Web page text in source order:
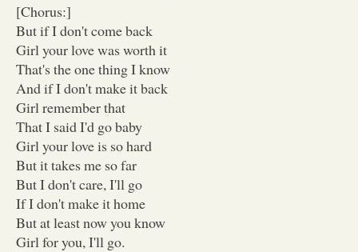
[Chorus:]
But if I don't come back
Girl your love was worth it
That's the one thing I know
And if I don't make it back
Girl remember that
That I said I'd go baby
Girl your love is so hard
But it takes me so far
But I don't care, I'll go
If I don't make it home
But at least now you know
Girl for you, I'll go.